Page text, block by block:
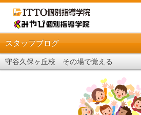
スタッフブログ
守谷久保ヶ丘校 その場で覚える